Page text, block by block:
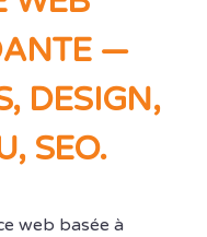
—
DESIGN,
SEO.
web basée à